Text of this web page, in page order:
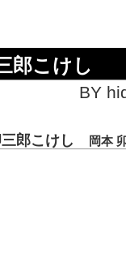
郎こけし
BY
三郎こけし 岡本